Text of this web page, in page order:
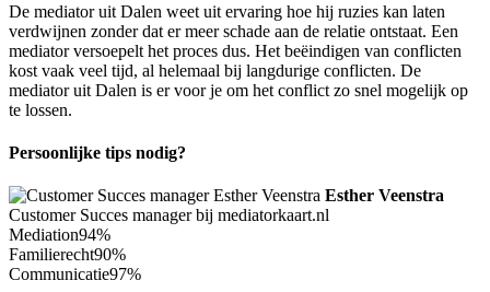
De mediator uit Dalen weet uit ervaring hoe hij ruzies kan laten
verdwijnen zonder dat er meer schade aan de relatie ontstaat. Een
mediator versoepelt het proces dus. Het beëindigen van conflicten
kost vaak veel tijd, al helemaal bij langdurige conflicten. De
mediator uit Dalen is er voor je om het conflict zo snel mogelijk op
te lossen.
Persoonlijke tips nodig?
Esther Veenstra
Customer Succes manager bij mediatorkaart.nl
Mediation94%
Familierecht90%
Communicatie97%